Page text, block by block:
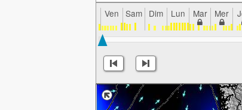
Ven Sam Dim Lun Mar Mer